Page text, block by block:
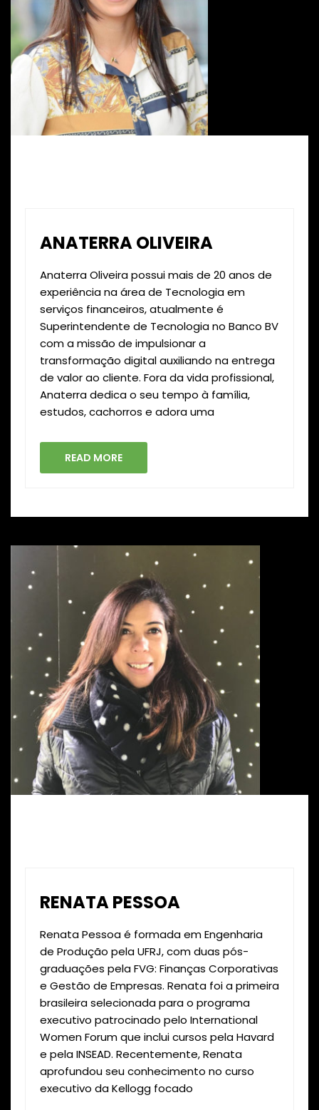
ANATERRA OLIVEIRA
Anaterra Oliveira possui mais de 20 anos de
experiência na área de Tecnologia em
serviços financeiros, atualmente é
Superintendente de Tecnologia no Banco BV
com a missão de impulsionar a
transformação digital auxiliando na entrega
de valor ao cliente. Fora da vida profissional,
Anaterra dedica o seu tempo à família,
estudos, cachorros e adora uma
READ MORE
RENATA PESSOA
Renata Pessoa é formada em Engenharia
de Produção pela UFRJ, com duas pós-
graduações pela FVG: Finanças Corporativas
e Gestão de Empresas. Renata foi a primeira
brasileira selecionada para o programa
executivo patrocinado pelo International
Women Forum que inclui cursos pela Havard
e pela INSEAD. Recentemente, Renata
aprofundou seu conhecimento no curso
executivo da Kellogg focado